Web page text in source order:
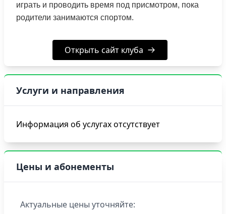
играть и проводить время под присмотром, пока
родители занимаются спортом.
Открыть сайт клуба
Услуги и направления
Информация об услугах отсутствует
Цены и абонементы
Актуальные цены уточняйте: